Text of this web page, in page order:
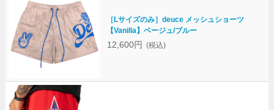
［Lサイズのみ］deuce メッシュショーツ
【Vanilla】ベージュ/ブルー
12,600円 (税込)